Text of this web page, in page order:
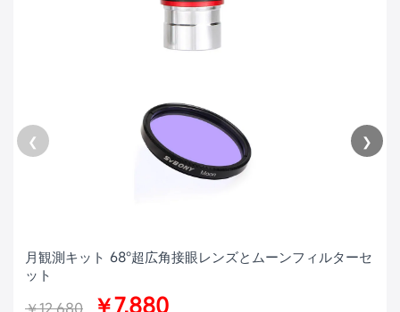
❮
月観測キット 68°超広角接眼レンズとムーンフィルターセ
ット
￥7,880
❯